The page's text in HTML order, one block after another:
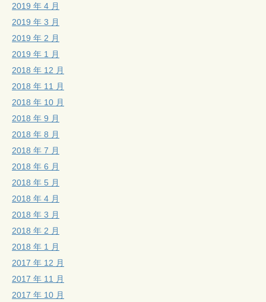
2019 年 4 月
2019 年 3 月
2019 年 2 月
2019 年 1 月
2018 年 12 月
2018 年 11 月
2018 年 10 月
2018 年 9 月
2018 年 8 月
2018 年 7 月
2018 年 6 月
2018 年 5 月
2018 年 4 月
2018 年 3 月
2018 年 2 月
2018 年 1 月
2017 年 12 月
2017 年 11 月
2017 年 10 月